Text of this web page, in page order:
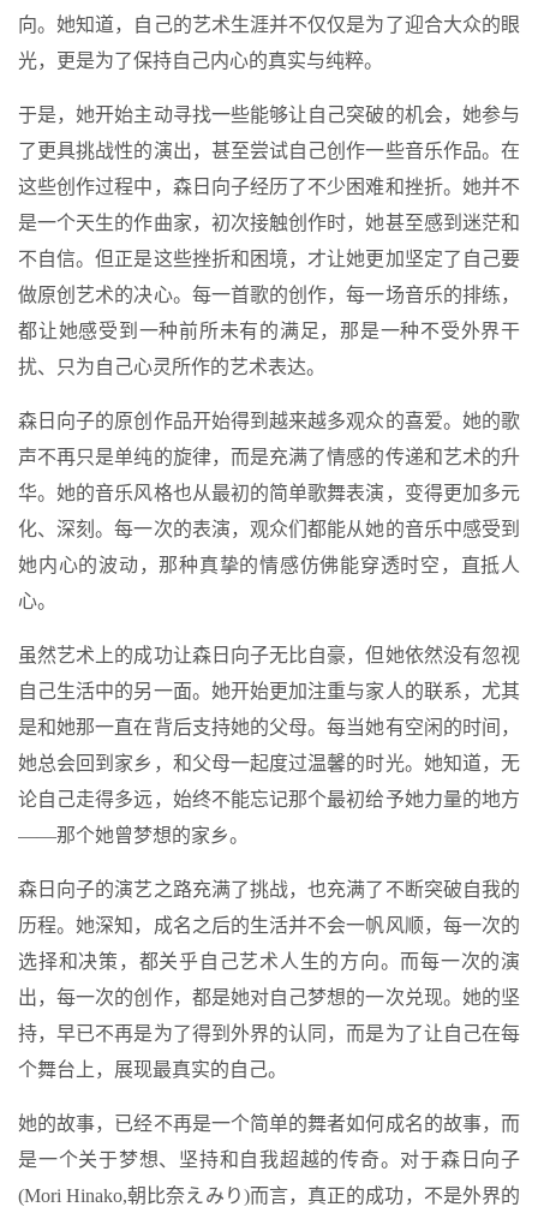
向。她知道，自己的艺术生涯并不仅仅是为了迎合大众的眼
光，更是为了保持自己内心的真实与纯粹。
于是，她开始主动寻找一些能够让自己突破的机会，她参与
了更具挑战性的演出，甚至尝试自己创作一些音乐作品。在
这些创作过程中，森日向子经历了不少困难和挫折。她并不
是一个天生的作曲家，初次接触创作时，她甚至感到迷茫和
不自信。但正是这些挫折和困境，才让她更加坚定了自己要
做原创艺术的决心。每一首歌的创作，每一场音乐的排练，
都让她感受到一种前所未有的满足，那是一种不受外界干
扰、只为自己心灵所作的艺术表达。
森日向子的原创作品开始得到越来越多观众的喜爱。她的歌
声不再只是单纯的旋律，而是充满了情感的传递和艺术的升
华。她的音乐风格也从最初的简单歌舞表演，变得更加多元
化、深刻。每一次的表演，观众们都能从她的音乐中感受到
她内心的波动，那种真挚的情感仿佛能穿透时空，直抵人
心。
虽然艺术上的成功让森日向子无比自豪，但她依然没有忽视
自己生活中的另一面。她开始更加注重与家人的联系，尤其
是和她那一直在背后支持她的父母。每当她有空闲的时间，
她总会回到家乡，和父母一起度过温馨的时光。她知道，无
论自己走得多远，始终不能忘记那个最初给予她力量的地方
——那个她曾梦想的家乡。
森日向子的演艺之路充满了挑战，也充满了不断突破自我的
历程。她深知，成名之后的生活并不会一帆风顺，每一次的
选择和决策，都关乎自己艺术人生的方向。而每一次的演
出，每一次的创作，都是她对自己梦想的一次兑现。她的坚
持，早已不再是为了得到外界的认同，而是为了让自己在每
个舞台上，展现最真实的自己。
她的故事，已经不再是一个简单的舞者如何成名的故事，而
是一个关于梦想、坚持和自我超越的传奇。对于森日向子
(Mori Hinako,朝比奈えみり)而言，真正的成功，不是外界的